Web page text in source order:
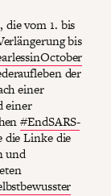
, die vom 1. bis
bis
der
einer
einer
#EndSARS-
die Linke die
und